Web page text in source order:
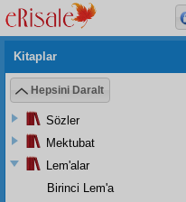
Kitaplar
Hepsini Daralt
Sözler
Mektubat
Lem'alar
Birinci Lem'a